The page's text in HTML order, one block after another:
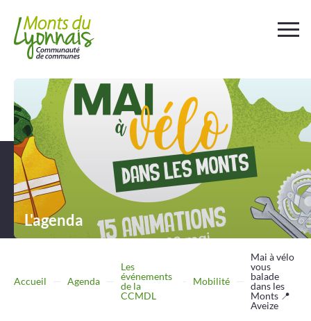
L'agenda
Accueil Agenda
Les
événements
de la
CCMDL
Mobilité
Mai à vélo
vous
balade
dans les
Monts 📍
Aveize
collectivité
Au quotidien
Déchets et assainissement
TravaillerEntreprendre